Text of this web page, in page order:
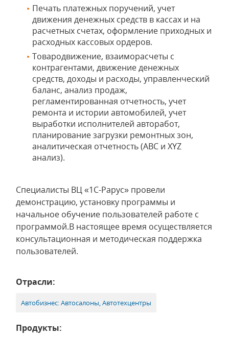
Печать платежных поручений, учет
движения денежных средств в кассах и на
расчетных счетах, оформление приходных и
расходных кассовых ордеров.
Товародвижение, взаиморасчеты с
контрагентами, движение денежных
средств, доходы и расходы, управленческий
баланс, анализ продаж,
регламентированная отчетность, учет
ремонта и истории автомобилей, учет
выработки исполнителей авторабот,
планирование загрузки ремонтных зон,
аналитическая отчетность (ABC и XYZ
анализ).
Специалисты ВЦ «1С-Рарус» провели
демонстрацию, установку программы и
начальное обучение пользователей работе с
программой.В настоящее время осуществляется
консультационная и методическая поддержка
пользователей.
Отрасли:
Автобизнес: Автосалоны, Автотехцентры
Продукты: